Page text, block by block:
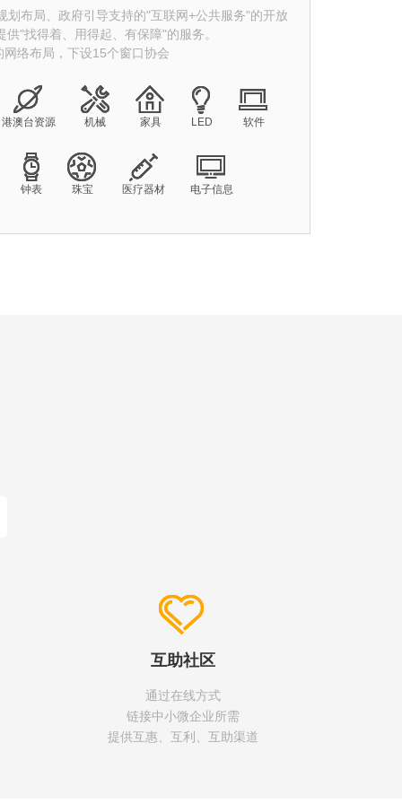
划布局、政府引导支持的"互联网+公共服务"的开放
"找得着、用得起、有保障"的服务。
络布局，下设15个窗口协会
港澳台资源 机械 家具 LED 软件
钟表 珠宝 医疗器材 电子信息
互助社区
通过在线方式
链接中小微企业所需
提供互惠、互利、互助渠道